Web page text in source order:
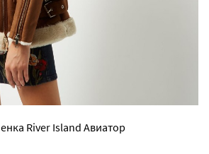
River Island Авиатор